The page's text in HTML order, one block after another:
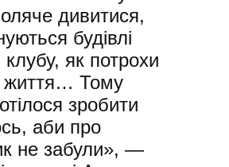
дивитися,
будівлі
як потрохи
життя… Тому
зробити
аби про
не забули», —